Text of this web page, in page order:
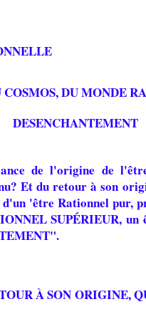
DU MONDE
de l'origine de
Et du retour à son
'être Rationnel pur,
SUPÉRIEUR,
À SON ORIGINE,